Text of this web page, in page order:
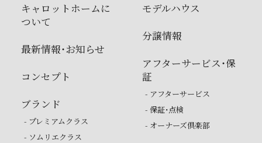
キャロットホームに
ついて
最新情報・お知らせ
コンセプト
ブランド
- プレミアムクラス
- ソムリエクラス
モデルハウス
分譲情報
アフターサービス・保
証
- アフターサービス
- 保証・点検
- オーナーズ倶楽部